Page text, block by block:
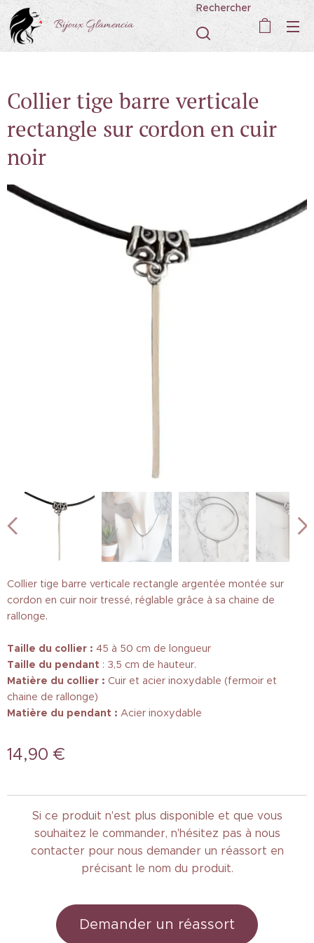
Bijoux Glamencia
Rechercher
Collier tige barre verticale
rectangle sur cordon en cuir
noir
Collier tige barre verticale rectangle argentée montée sur
cordon en cuir noir tressé, réglable grâce à sa chaine de
rallonge.
Taille du collier : 45 à 50 cm de longueur
Taille du pendant : 3,5 cm de hauteur.
Matière du collier : Cuir et acier inoxydable (fermoir et
chaine de rallonge)
Matière du pendant : Acier inoxydable
14,90 €
Si ce produit n'est plus disponible et que vous
souhaitez le commander, n'hésitez pas à nous
contacter pour nous demander un réassort en
précisant le nom du produit.
Demander un réassort